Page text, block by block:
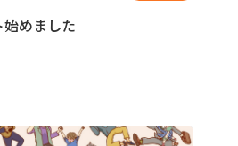
めました